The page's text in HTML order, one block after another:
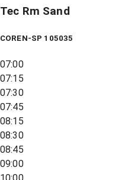
Tec Rm Sand
COREN-SP 105035
07:00
07:15
07:30
07:45
08:15
08:30
08:45
09:00
10:00